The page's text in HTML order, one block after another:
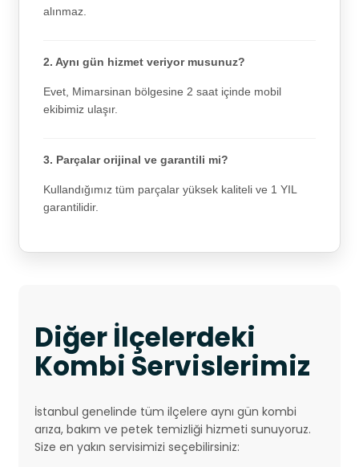
alınmaz.
2. Aynı gün hizmet veriyor musunuz?
Evet, Mimarsinan bölgesine 2 saat içinde mobil
ekibimiz ulaşır.
3. Parçalar orijinal ve garantili mi?
Kullandığımız tüm parçalar yüksek kaliteli ve 1 YIL
garantilidir.
Diğer İlçelerdeki
Kombi Servislerimiz
İstanbul genelinde tüm ilçelere aynı gün kombi
arıza, bakım ve petek temizliği hizmeti sunuyoruz.
Size en yakın servisimizi seçebilirsiniz: